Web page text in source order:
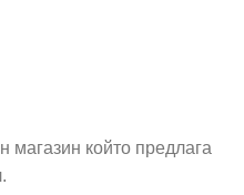
магазин който предлага